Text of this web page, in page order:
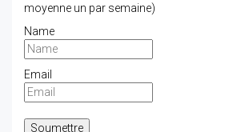
moyenne un par semaine)
Name
Email